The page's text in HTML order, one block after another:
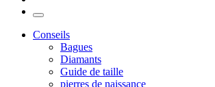
Conseils
Bagues
Diamants
Guide de taille
pierres de naissance